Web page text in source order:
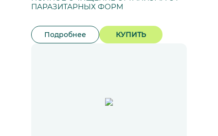
ПАРАЗИТАРНЫХ ФОРМ
Подробнее КУПИТЬ